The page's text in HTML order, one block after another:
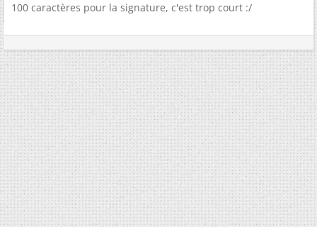
100 caractères pour la signature, c'est trop court :/